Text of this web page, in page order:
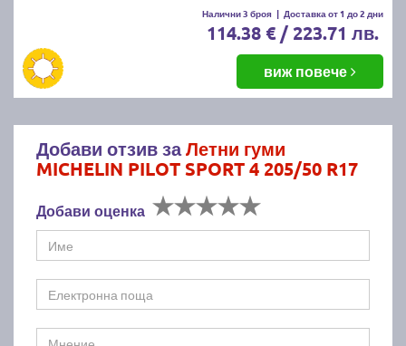
Налични 3 броя | Доставка от 1 до 2 дни
114.38 € / 223.71 лв.
виж повече
Добави отзив заЛетни гуми
MICHELIN PILOT SPORT 4 205/50 R17
Добави оценка